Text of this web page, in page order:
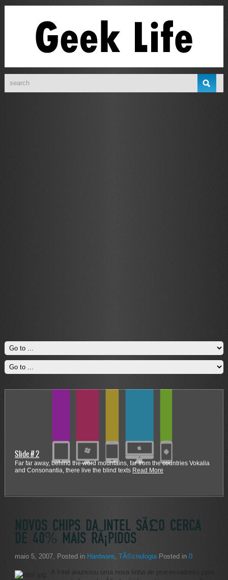
Slide # 2
Far far away, behind the word mountains, far from the countries Vokalia
and Consonantia, there live the blind texts Read More
NOVOS CHIPS DA INTEL SÃ£O CERCA
DE 40% MAIS RÃ¡PIDOS
maio 5, 2007, Posted in Hardware, TÃ©cnologiaPosted in 0
A Intel anunciou uma nova linha de processadores para